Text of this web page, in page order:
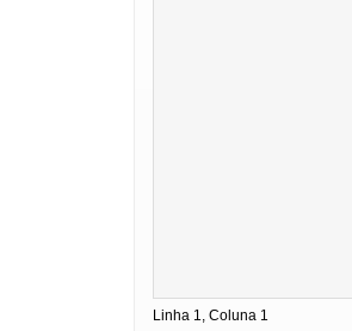
Linha 1, Coluna 1